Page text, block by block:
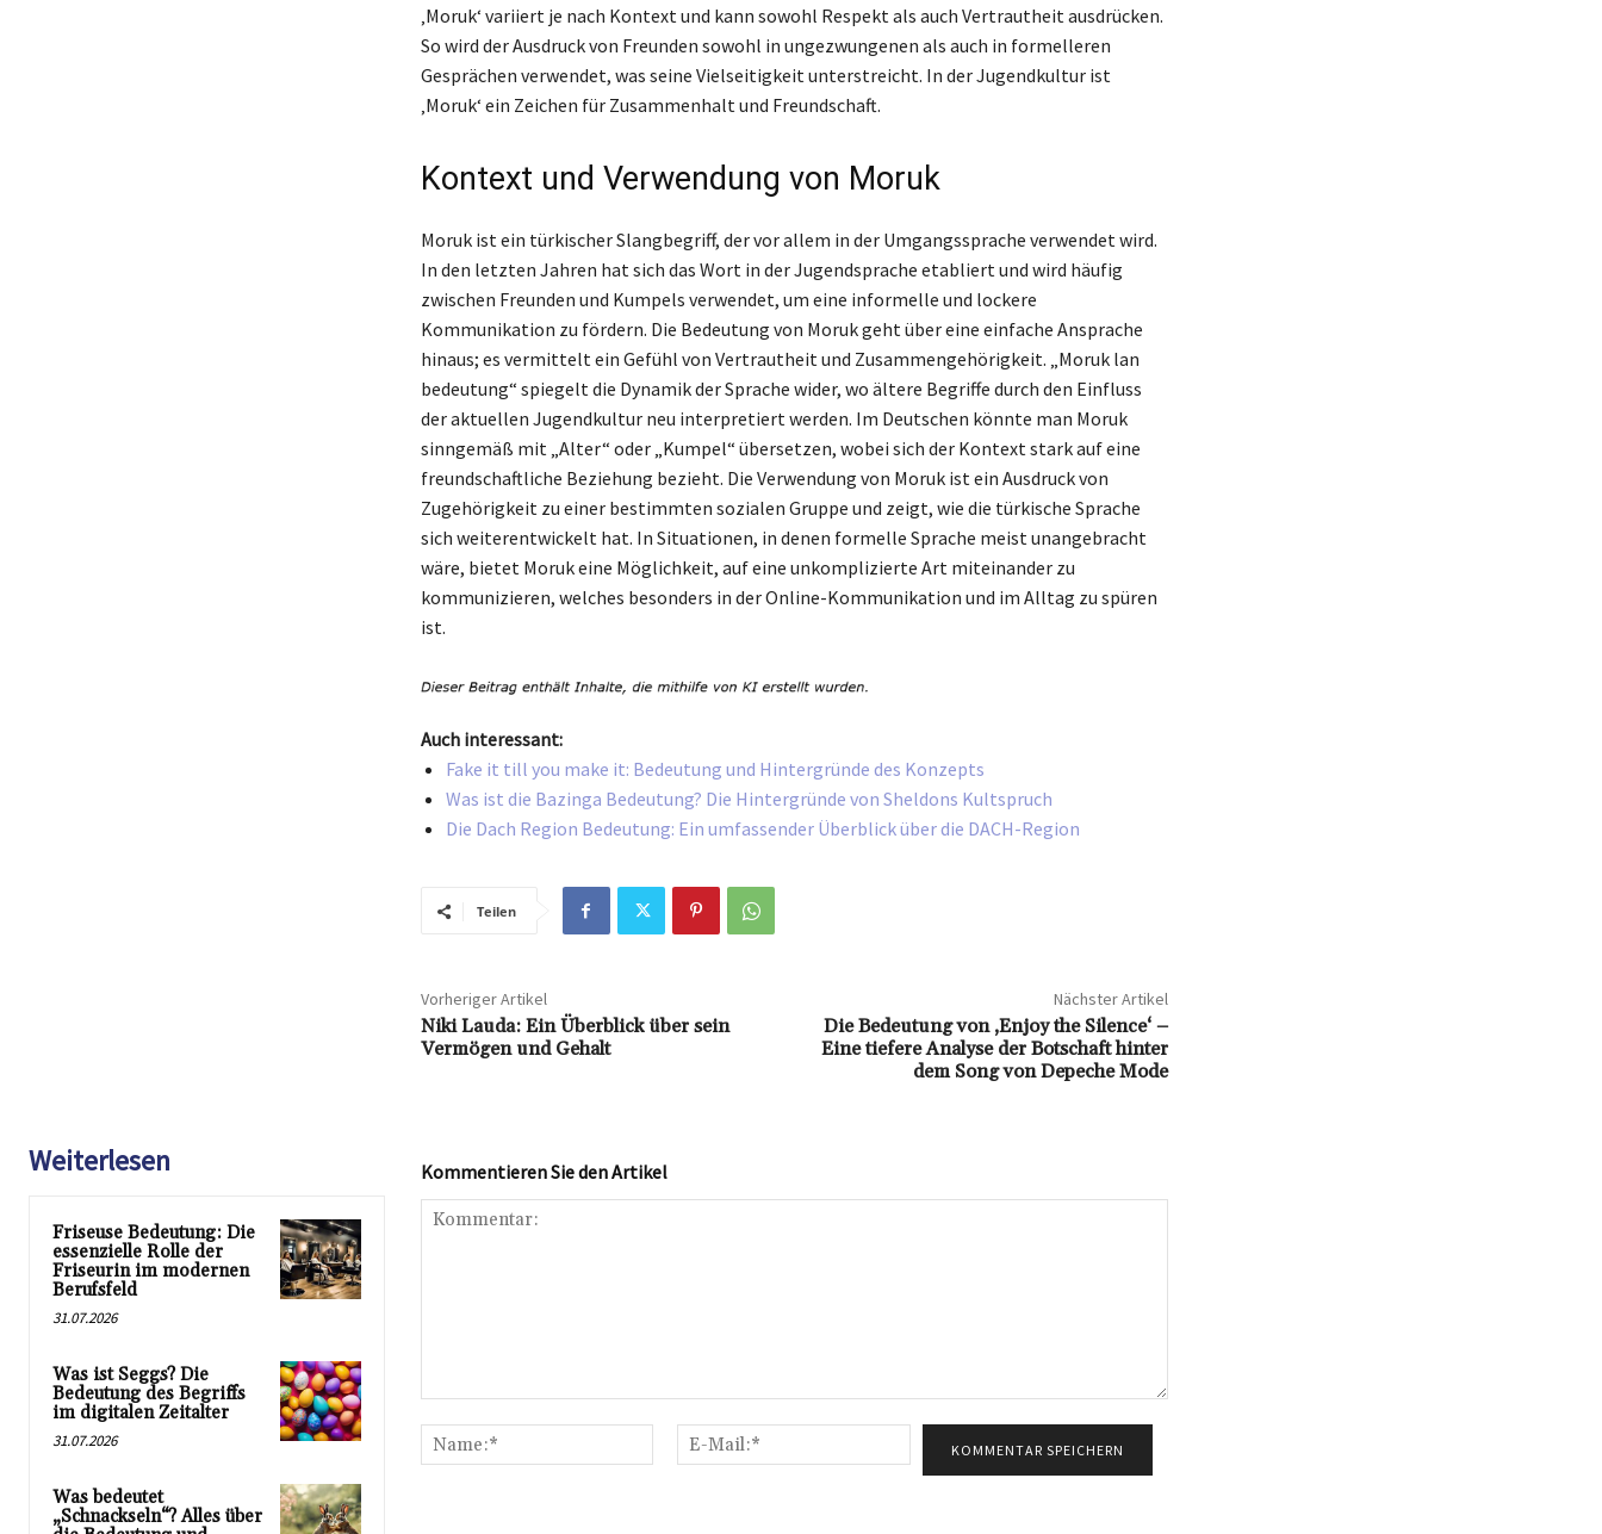
‚Moruk‘ variiert je nach Kontext und kann sowohl Respekt als auch Vertrautheit ausdrücken.
So wird der Ausdruck von Freunden sowohl in ungezwungenen als auch in formelleren
Gesprächen verwendet, was seine Vielseitigkeit unterstreicht. In der Jugendkultur ist
‚Moruk‘ ein Zeichen für Zusammenhalt und Freundschaft.
Kontext und Verwendung von Moruk
Moruk ist ein türkischer Slangbegriff, der vor allem in der Umgangssprache verwendet wird.
In den letzten Jahren hat sich das Wort in der Jugendsprache etabliert und wird häufig
zwischen Freunden und Kumpels verwendet, um eine informelle und lockere
Kommunikation zu fördern. Die Bedeutung von Moruk geht über eine einfache Ansprache
hinaus; es vermittelt ein Gefühl von Vertrautheit und Zusammengehörigkeit. „Moruk lan
bedeutung“ spiegelt die Dynamik der Sprache wider, wo ältere Begriffe durch den Einfluss
der aktuellen Jugendkultur neu interpretiert werden. Im Deutschen könnte man Moruk
sinngemäß mit „Alter“ oder „Kumpel“ übersetzen, wobei sich der Kontext stark auf eine
freundschaftliche Beziehung bezieht. Die Verwendung von Moruk ist ein Ausdruck von
Zugehörigkeit zu einer bestimmten sozialen Gruppe und zeigt, wie die türkische Sprache
sich weiterentwickelt hat. In Situationen, in denen formelle Sprache meist unangebracht
wäre, bietet Moruk eine Möglichkeit, auf eine unkomplizierte Art miteinander zu
kommunizieren, welches besonders in der Online-Kommunikation und im Alltag zu spüren
ist.
Auch interessant:
Fake it till you make it: Bedeutung und Hintergründe des Konzepts
Was ist die Bazinga Bedeutung? Die Hintergründe von Sheldons Kultspruch
Die Dach Region Bedeutung: Ein umfassender Überblick über die DACH-Region
Teilen
Vorheriger Artikel
Niki Lauda: Ein Überblick über sein
Vermögen und Gehalt
Nächster Artikel
Die Bedeutung von ‚Enjoy the Silence‘ –
Eine tiefere Analyse der Botschaft hinter
dem Song von Depeche Mode
Weiterlesen
Friseuse Bedeutung: Die
essenzielle Rolle der
Friseurin im modernen
Berufsfeld
31.07.2026
Was ist Seggs? Die
Bedeutung des Begriffs
im digitalen Zeitalter
31.07.2026
Was bedeutet
„Schnackseln“? Alles über
Kommentieren Sie den Artikel
Name:*
Mail:*